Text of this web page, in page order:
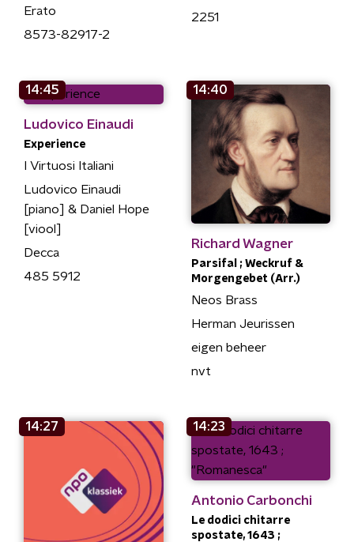
Erato
8573-82917-2
2251
14:45
Ludovico Einaudi
Experience
I Virtuosi Italiani
Ludovico Einaudi
[piano] & Daniel Hope
[viool]
Decca
485 5912
14:40
Richard Wagner
Parsifal ; Weckruf &
Morgengebet (Arr.)
Neos Brass
Herman Jeurissen
eigen beheer
nvt
14:27 14:23
Antonio Carbonchi
Le dodici chitarre
spostate, 1643 ;